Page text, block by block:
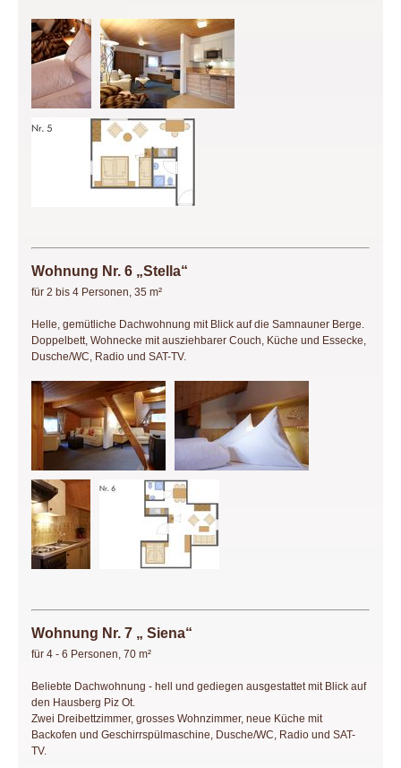
Wohnung Nr. 6 „Stella“
für 2 bis 4 Personen, 35 m²
Helle, gemütliche Dachwohnung mit Blick auf die Samnauner Berge.
Doppelbett, Wohnecke mit ausziehbarer Couch, Küche und Essecke,
Dusche/WC, Radio und SAT-TV.
Wohnung Nr. 7 „ Siena“
für 4 - 6 Personen, 70 m²
Beliebte Dachwohnung - hell und gediegen ausgestattet mit Blick auf
den Hausberg Piz Ot.
Zwei Dreibettzimmer, grosses Wohnzimmer, neue Küche mit
Backofen und Geschirrspülmaschine, Dusche/WC, Radio und SAT-
TV.